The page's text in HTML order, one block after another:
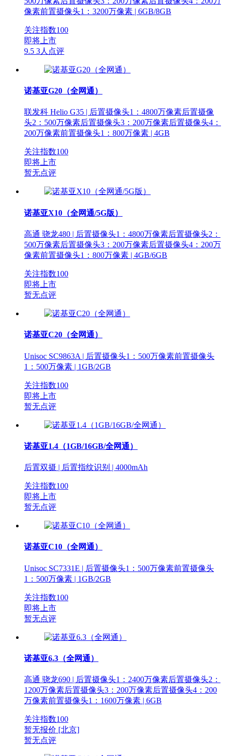
像素前置摄像头1：3200万像素 | 6GB/8GB
关注指数100
即将上市
9.5 3人点评
诺基亚G20（全网通）
联发科 Helio G35 | 后置摄像头1：4800万像素后置摄像
头2：500万像素后置摄像头3：200万像素后置摄像头4：
200万像素前置摄像头1：800万像素 | 4GB
关注指数100
即将上市
暂无点评
诺基亚X10（全网通/5G版）
高通 骁龙480 | 后置摄像头1：4800万像素后置摄像头2：
500万像素后置摄像头3：200万像素后置摄像头4：200万
像素前置摄像头1：800万像素 | 4GB/6GB
关注指数100
即将上市
暂无点评
诺基亚C20（全网通）
Unisoc SC9863A | 后置摄像头1：500万像素前置摄像头
1：500万像素 | 1GB/2GB
关注指数100
即将上市
暂无点评
诺基亚1.4（1GB/16GB/全网通）
后置双摄 | 后置指纹识别 | 4000mAh
关注指数100
即将上市
暂无点评
诺基亚C10（全网通）
Unisoc SC7331E | 后置摄像头1：500万像素前置摄像头
1：500万像素 | 1GB/2GB
关注指数100
即将上市
暂无点评
诺基亚6.3（全网通）
高通 骁龙690 | 后置摄像头1：2400万像素后置摄像头2：
1200万像素后置摄像头3：200万像素后置摄像头4：200
万像素前置摄像头1：1600万像素 | 6GB
关注指数100
暂无报价 [北京]
暂无点评